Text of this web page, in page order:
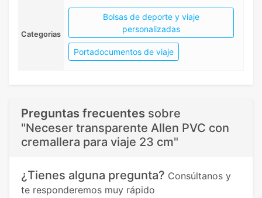
Categorias
Bolsas de deporte y viaje
personalizadas
Portadocumentos de viaje
Preguntas frecuentes sobre
"Neceser transparente Allen PVC con
cremallera para viaje 23 cm"
¿Tienes alguna pregunta? Consúltanos y
te responderemos muy rápido